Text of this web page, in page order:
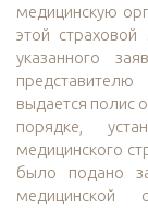
медицинскую
этой страховой
указанного
выдается полис
порядке,
медицинского
было подано
медицинской